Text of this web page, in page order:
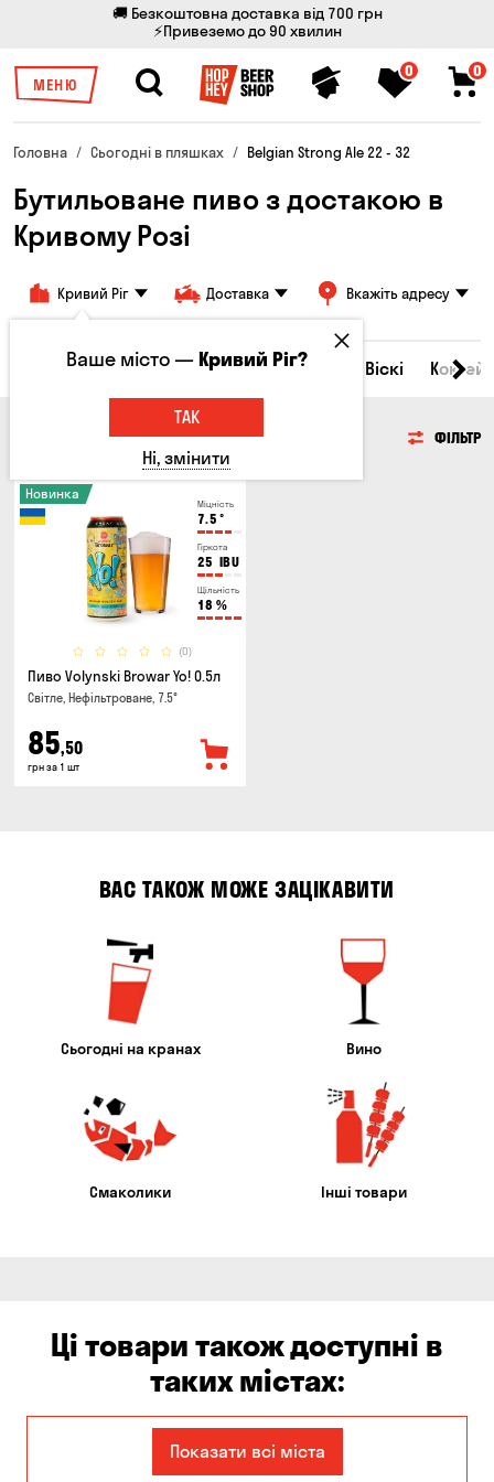
🚚 Безкоштовна доставка від 700 грн
⚡Привеземо до 90 хвилин
МЕНЮ
0 0
Головна Сьогодні в пляшках Belgian Strong Ale 22 - 32
Бутильоване пиво з достакою в
Кривому Розі
Кривий Ріг Доставка Вкажіть адресу
Всі товари Пиво Сидр Вино Віскі
ФІЛЬТР
Міцність
7.5 °
Гіркота
25 IBU
Щільність
18 %
(0)
Новинка
Пиво Volynski Browar Yo! 0.5л
Світле, Нефільтроване, 7.5°
85,50
грн за 1 шт
ВАС ТАКОЖ МОЖЕ ЗАЦІКАВИТИ
Сьогодні на кранах Вино
Смаколики Інші товари
Ці товари також доступні в
таких містах:
ЄлизаветівкаПоказати всі міста
Ваше місто —Кривий Ріг?
ТАК
Ні, змінити